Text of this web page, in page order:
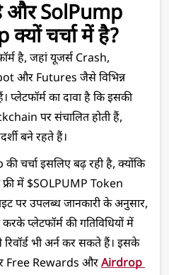
और SolPump
चर्चा में है?
है, जहां यूजर्स Crash,
और Futures जैसे विभिन्न
का दावा है कि इसकी
पर संचालित होती हैं,
बने रहते हैं।
चर्चा इसलिए बढ़ रही है, क्योंकि
फ्री में $SOLPUMP Token
पर उपलब्ध जानकारी के अनुसार,
प्लेटफॉर्म की गतिविधियों में
भी अर्न कर सकते हैं। इसके
Free Rewards और Airdrop